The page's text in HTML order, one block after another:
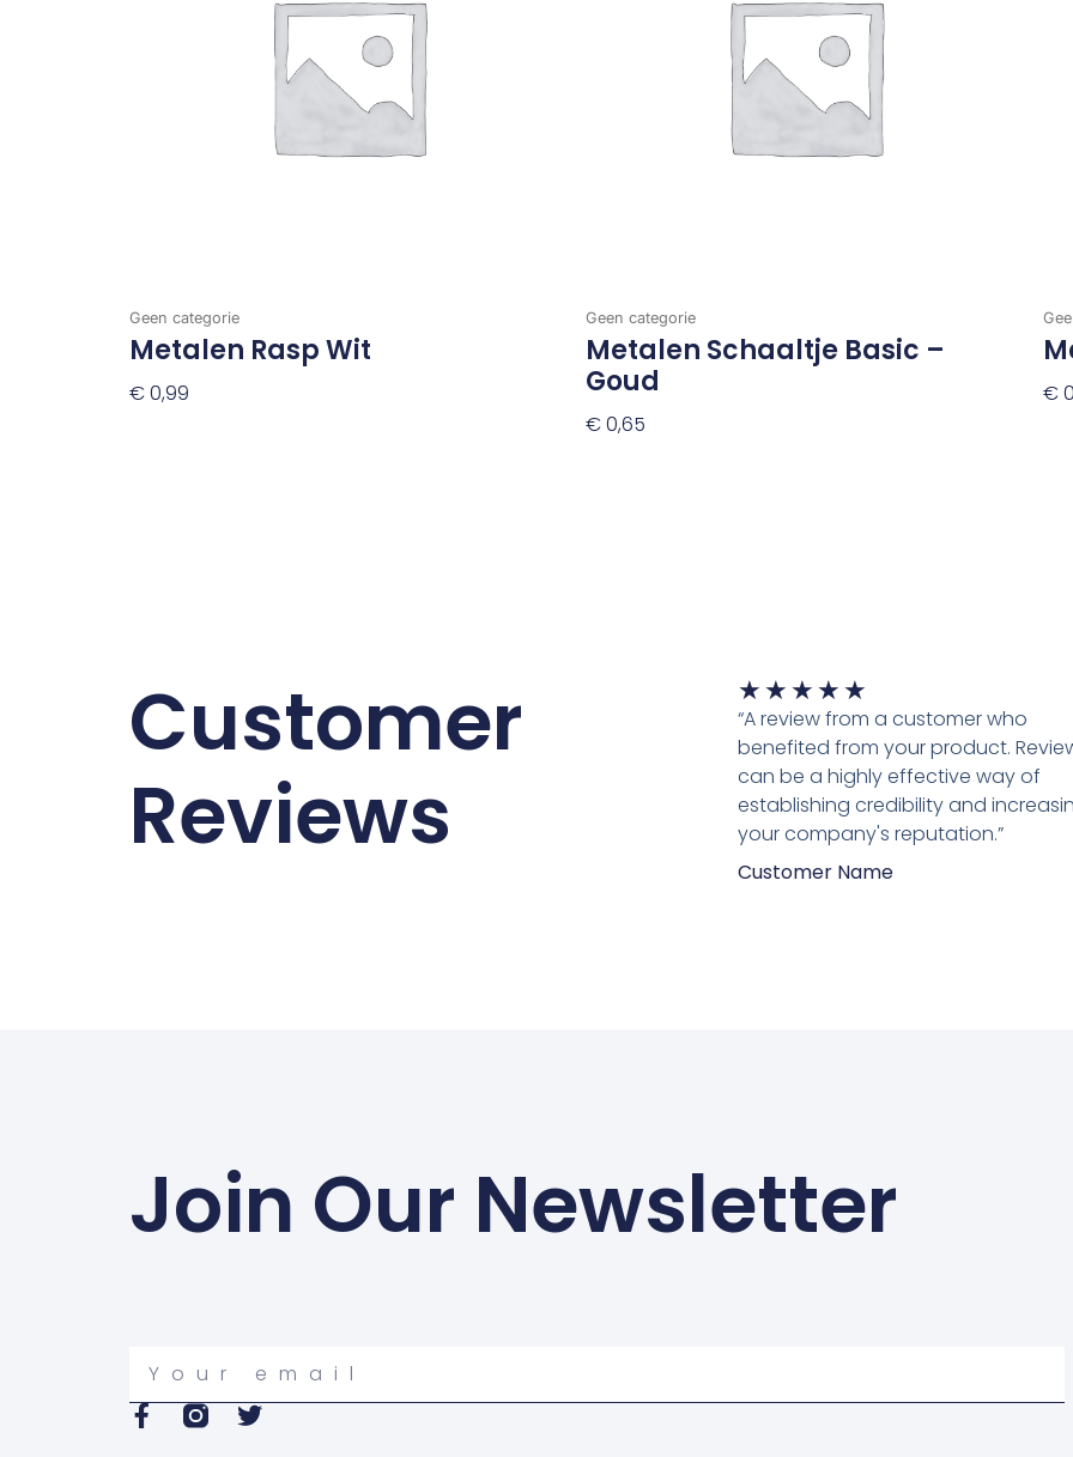
Geen categorie
Metalen Rasp Wit
€0,99
Geen categorie
Metalen Schaaltje Basic –
Goud
€0,65
€
Customer
Reviews
★ ★ ★ ★ ★
5
van
5
“A review from a customer who
benefited from your product.
can be a highly effective way of
establishing credibility and
your company's reputation.”
Customer Name
Join Our Newsletter
email
F
T